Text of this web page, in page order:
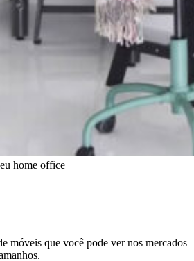
home office
móveis que você pode ver nos mercados